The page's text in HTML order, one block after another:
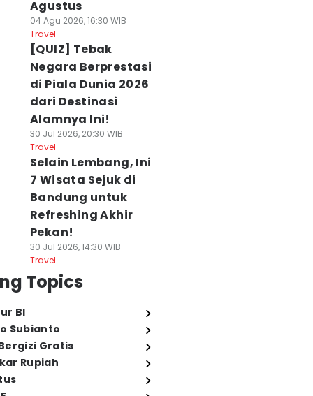
Agustus
04 Agu 2026, 16:30 WIB
Travel
[QUIZ] Tebak
Negara Berprestasi
di Piala Dunia 2026
dari Destinasi
Alamnya Ini!
30 Jul 2026, 20:30 WIB
Travel
Selain Lembang, Ini
7 Wisata Sejuk di
Bandung untuk
Refreshing Akhir
Pekan!
30 Jul 2026, 14:30 WIB
Travel
Topics
BI
Subianto
Gratis
Rupiah